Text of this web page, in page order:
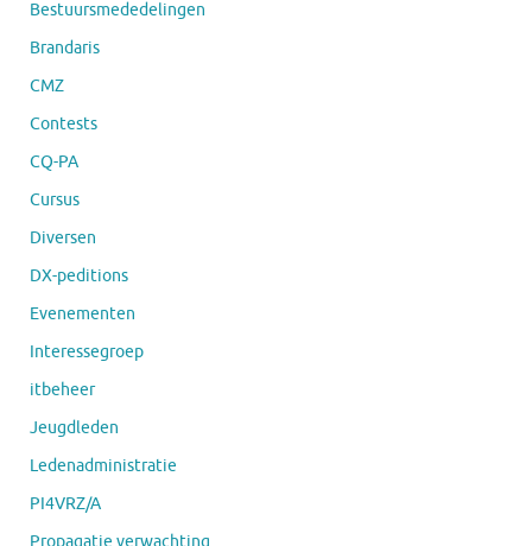
Bestuursmededelingen
Brandaris
CMZ
Contests
CQ-PA
Cursus
Diversen
DX-peditions
Evenementen
Interessegroep
itbeheer
Jeugdleden
Ledenadministratie
PI4VRZ/A
Propagatie verwachting